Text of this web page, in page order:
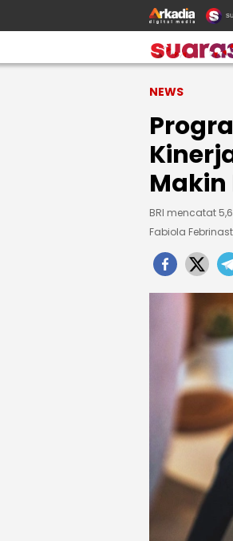
NEWS
BRI mencatat
Fabiola